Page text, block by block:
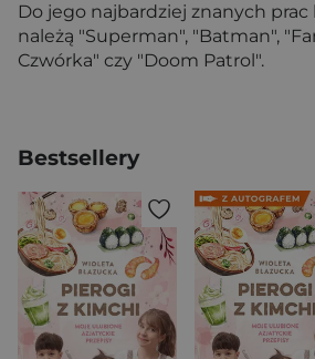
Do jego najbardziej znanych
należą "Superman", "Batman",
Czwórka" czy "Doom Patrol".
Bestsellery